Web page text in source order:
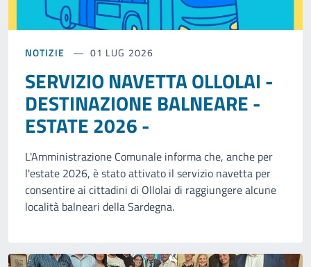
NOTIZIE 01 LUG 2026
SERVIZIO NAVETTA OLLOLAI -
DESTINAZIONE BALNEARE -
ESTATE 2026 -
L'Amministrazione Comunale informa che, anche per
l'estate 2026, è stato attivato il servizio navetta per
consentire ai cittadini di Ollolai di raggiungere alcune
località balneari della Sardegna.